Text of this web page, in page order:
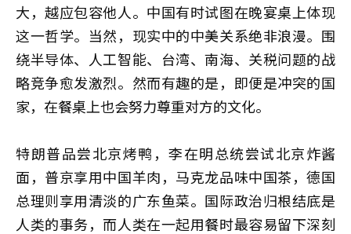
大，越应包容他人。中国有时试图在晚宴桌上体现
这一哲学。当然，现实中的中美关系绝非浪漫。围
绕半导体、人工智能、台湾、南海、关税问题的战
略竞争愈发激烈。然而有趣的是，即便是冲突的国
家，在餐桌上也会努力尊重对方的文化。
特朗普品尝北京烤鸭，李在明总统尝试北京炸酱
面，普京享用中国羊肉，马克龙品味中国茶，德国
总理则享用清淡的广东鱼菜。国际政治归根结底是
人类的事务，而人类在一起用餐时最容易留下深刻